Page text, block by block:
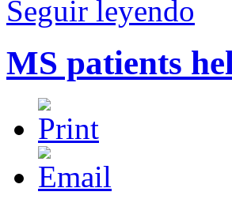
Seguir leyendo
MS patients